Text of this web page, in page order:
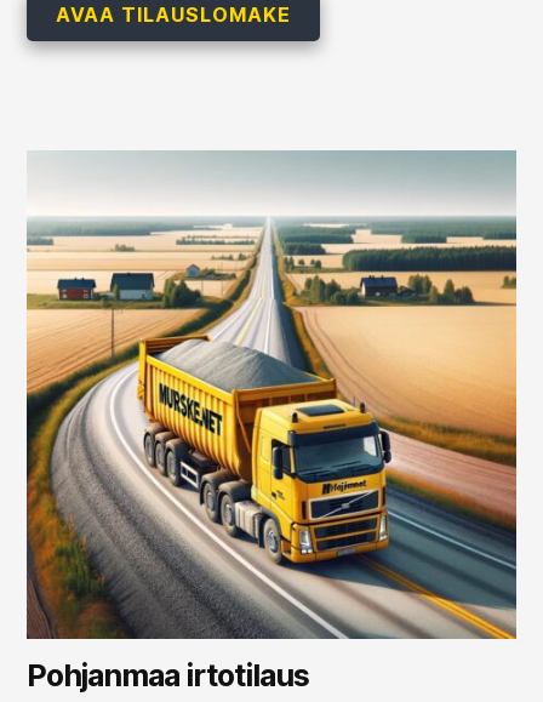
AVAA TILAUSLOMAKE
Pohjanmaa irtotilaus